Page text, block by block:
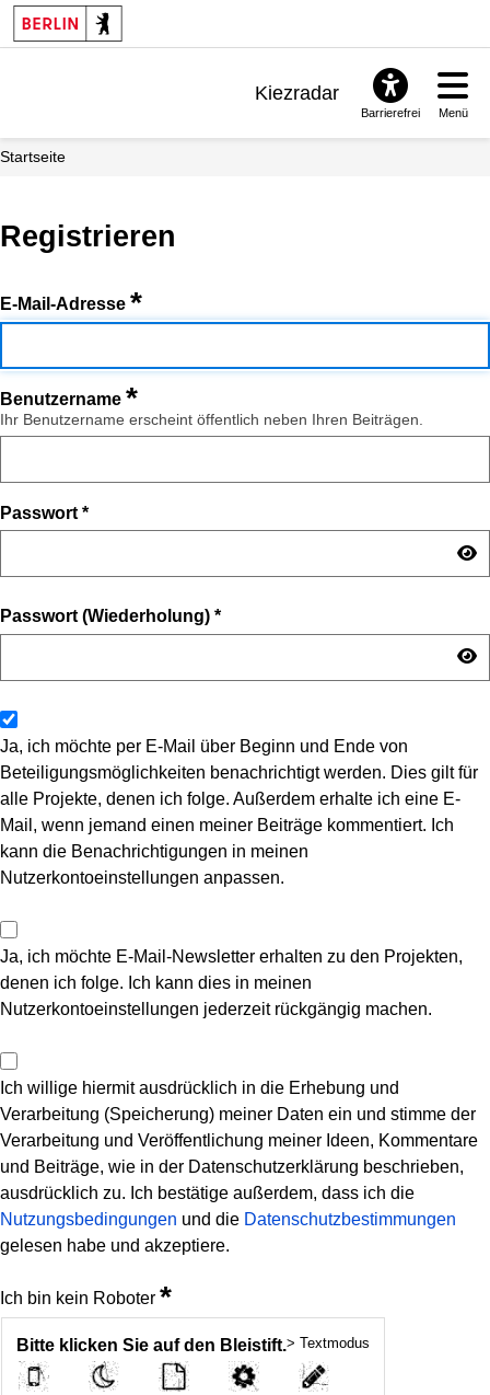
Kiezradar
Barrierefrei Menü
Startseite
Registrieren
E-Mail-Adresse *
Benutzername *
Ihr Benutzername erscheint öffentlich neben Ihren Beiträgen.
Passwort *
Passwort (Wiederholung) *
Ja, ich möchte per E-Mail über Beginn und Ende von
Beteiligungsmöglichkeiten benachrichtigt werden. Dies gilt für
alle Projekte, denen ich folge. Außerdem erhalte ich eine E-
Mail, wenn jemand einen meiner Beiträge kommentiert. Ich
kann die Benachrichtigungen in meinen
Nutzerkontoeinstellungen anpassen.
Ja, ich möchte E-Mail-Newsletter erhalten zu den Projekten,
denen ich folge. Ich kann dies in meinen
Nutzerkontoeinstellungen jederzeit rückgängig machen.
Ich willige hiermit ausdrücklich in die Erhebung und
Verarbeitung (Speicherung) meiner Daten ein und stimme der
Verarbeitung und Veröffentlichung meiner Ideen, Kommentare
und Beiträge, wie in der Datenschutzerklärung beschrieben,
ausdrücklich zu. Ich bestätige außerdem, dass ich die
Nutzungsbedingungen und die Datenschutzbestimmungen
gelesen habe und akzeptiere.
Ich bin kein Roboter *
Bitte klicken Sie auf den Bleistift.> Textmodus